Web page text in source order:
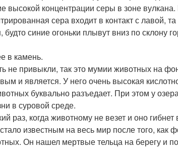
высокой концентрации серы в зоне
сера входит в контакт с лавой,
будто синие огоньки плывут вниз по склону
в камень.
не привыкли, так это мумии животных на
и является. У него очень высокая
буквально разъедает. При этом у
в суровой среде.
раз, когда животному не везет и оно
известным на весь мир после того, как
Он нашел мертвые тельца на берегу и